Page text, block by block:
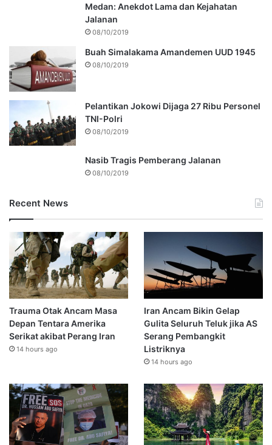
Medan: Anekdot Lama dan Kejahatan
Jalanan
08/10/2019
Buah Simalakama Amandemen UUD 1945
08/10/2019
Pelantikan Jokowi Dijaga 27 Ribu Personel
TNI-Polri
08/10/2019
Nasib Tragis Pemberang Jalanan
08/10/2019
Recent News
Trauma Otak Ancam Masa
Depan Tentara Amerika
Serikat akibat Perang Iran
14 hours ago
Iran Ancam Bikin Gelap
Gulita Seluruh Teluk jika AS
Serang Pembangkit
Listriknya
14 hours ago